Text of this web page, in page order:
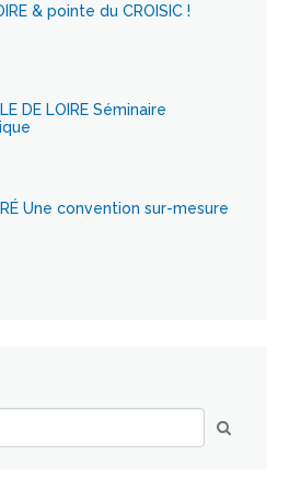
& pointe du CROISIC !
DE LOIRE Séminaire
RÉ Une convention sur-mesure